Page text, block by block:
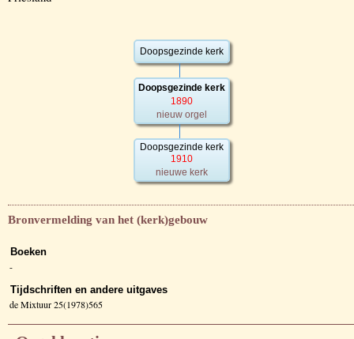
Doopsgezinde kerk
Doopsgezinde kerk
1890
nieuw orgel
Doopsgezinde kerk
1910
nieuwe kerk
Bronvermelding van het (kerk)gebouw
Boeken
-
Tijdschriften en andere uitgaves
de Mixtuur 25(1978)565